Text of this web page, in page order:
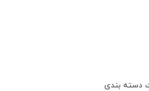
دسته بندی